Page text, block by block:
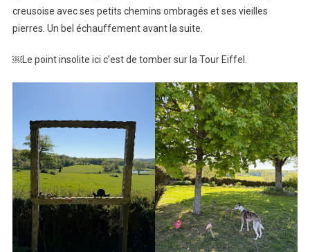
creusoise avec ses petits chemins ombragés et ses vieilles
pierres. Un bel échauffement avant la suite.
￼Le point insolite ici c’est de tomber sur la Tour Eiffel.